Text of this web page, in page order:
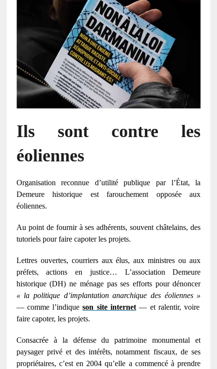
Ils sont contre les
éoliennes
Organisation reconnue d’utilité publique par l’État, la
Demeure historique est farouchement opposée aux
éoliennes.
Au point de fournir à ses adhérents, souvent châtelains, des
tutoriels pour faire capoter les projets.
Lettres ouvertes, courriers aux élus, aux ministres ou aux
préfets, actions en justice… L’association Demeure
historique (DH) ne ménage pas ses efforts pour dénoncer
« la politique d’implantation anarchique des éoliennes »
— comme l’indiqueson site internet — et ralentir, voire
faire capoter, les projets.
Consacrée à la défense du patrimoine monumental et
paysager privé et des intérêts, notamment fiscaux, de ses
propriétaires, c’est en 2004 qu’elle a commencé à prendre